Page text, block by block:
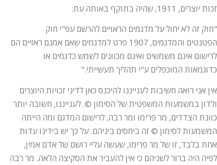
זכות יוצרים, 1911, שהיה בתוקף באותה עת:
"חוק זה לא יחול על מדגמים הראויים להרשם עפ"י חוק
הפטנטים והמדגמים, 1907 פרט למדגמים שאם אמנם ראויים הם
לרישום אינם משמשים ואינם מכוונים לשמש כדגמים או
כדוגמאות המוכפלים ע"י תהליך תעשייתי."
אין אני רואה חשיבות לענייננו להיכנס כאן לדיני זכויות היוצרים
ולדון במשמעות המשפטית של הסימון ©. לענייננו, חשובה יותר
כוונת הצדדים, מר פרימו ומר רבה, לרישום המדגם ומה הייתה
המשמעות לסימון © זה ביחסים ביניהם. על כך יש בידינו עדות
אחת בלבד, זו של מר פרימו, שעשה עליי רושם של אדם אמין,
לפיה היה ברור לשניהם כי אין להעביר את הסקיצה הלאה. מר רבה